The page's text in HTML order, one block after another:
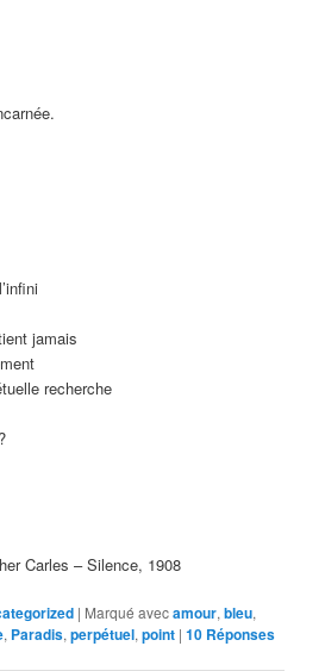
jamais
recherche
Carles – Silence, 1908
| Marqué avecamour,bleu,
, Paradis,perpétuel,point |10 Réponses